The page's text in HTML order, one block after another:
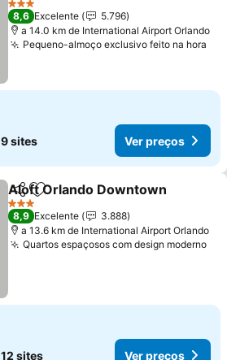
3 Estrelas
8,6 Excelente
5.796
a 14.0 km de International Airport Orlando
Pequeno-almoço exclusivo feito na hora
9 sites Ver preços
PartilharAdicionar aos favoritos
Aloft Orlando Downtown
3 Estrelas
8,9 Excelente
3.888
a 13.6 km de International Airport Orlando
Quartos espaçosos com design moderno
12 sites Ver preços